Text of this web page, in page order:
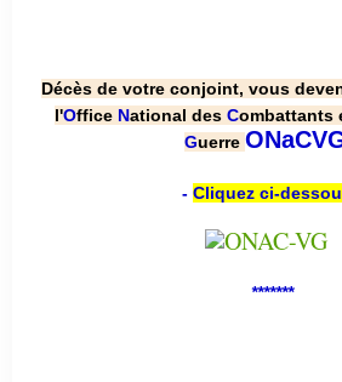
Décès de votre conjoint, vous
l'Office National des Combattants
Guerre
- Cliquez ci-
*******